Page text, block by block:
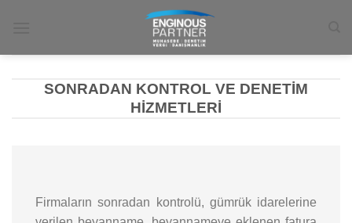
SONRADAN KONTROL VE DENETIM
HIZMETLERI
Firmaların sonradan kontrolü, gümrük idarelerine